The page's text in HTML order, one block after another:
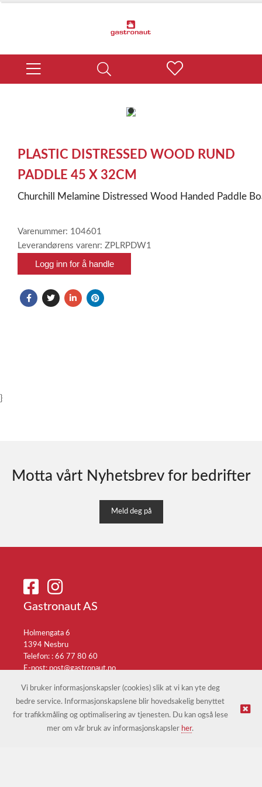
item
of
1
PLASTIC DISTRESSED WOOD RUND
PADDLE 45 X 32CM
Churchill Melamine Distressed Wood Handed Paddle
Varenummer: 104601
Leverandørens varenr: ZPLRPDW1
Logg inn for å handle
}
Motta vårt Nyhetsbrev for bedrifter
Meld deg på
Gastronaut AS
Holmengata 6
1394 Nesbru
Telefon: : 66 77 80 60
E-post:post@gastronaut.no
© Gastronaut AS | Nettbutikk levert av Kréatif
Vi bruker informasjonskapsler (cookies) slik at vi kan yte deg
bedre service. Informasjonskapslene blir hovedsakelig benyttet
for trafikkmåling og optimalisering av tjenesten. Du kan også lese
mer om vår bruk av informasjonskapsler her.